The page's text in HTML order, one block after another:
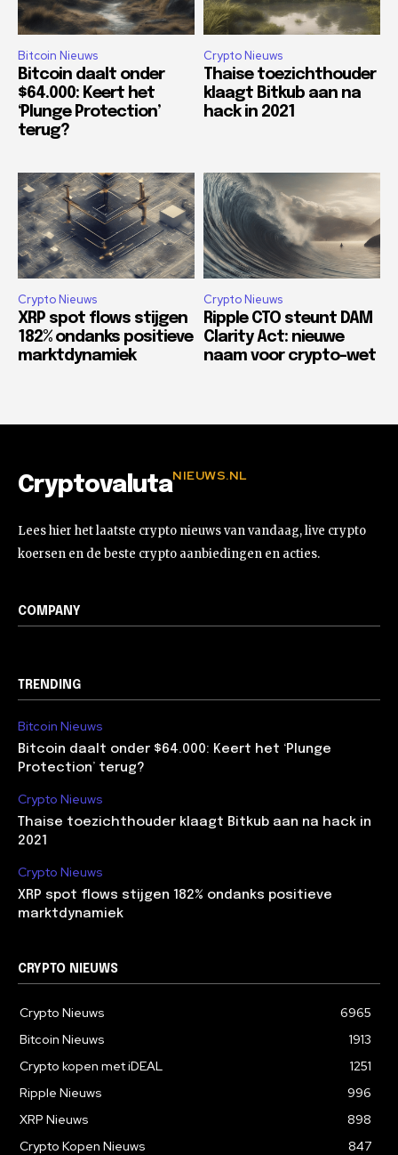
Bitcoin Nieuws
Bitcoin daalt onder
$64.000: Keert het
‘Plunge Protection’
terug?
Crypto Nieuws
Thaise toezichthouder
klaagt Bitkub aan na
hack in 2021
Crypto Nieuws
XRP spot flows stijgen
182% ondanks positieve
marktdynamiek
Crypto Nieuws
Ripple CTO steunt DAM
Clarity Act: nieuwe
naam voor crypto-wet
CryptovalutaNIEUWS.NL
Lees hier het laatste crypto nieuws van vandaag, live crypto
koersen en de beste crypto aanbiedingen en acties.
COMPANY
TRENDING
Bitcoin Nieuws
Bitcoin daalt onder $64.000: Keert het ‘Plunge
Protection’ terug?
Crypto Nieuws
Thaise toezichthouder klaagt Bitkub aan na hack in
2021
Crypto Nieuws
XRP spot flows stijgen 182% ondanks positieve
marktdynamiek
CRYPTO NIEUWS
Crypto Nieuws
6965
Bitcoin Nieuws
1913
Crypto kopen met iDEAL
1251
Ripple Nieuws
996
XRP Nieuws
898
Crypto Kopen Nieuws
847